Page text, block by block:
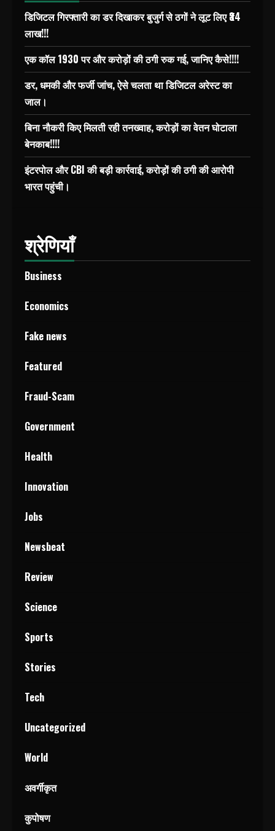
डिजिटल गिरफ्तारी का डर दिखाकर बुजुर्ग से ठगों ने लूट लिए ₹34
लाख!!!
एक कॉल 1930 पर और करोड़ों की ठगी रुक गई, जानिए कैसे!!!!
डर, धमकी और फर्जी जांच, ऐसे चलता था डिजिटल अरेस्ट का
जाल।
बिना नौकरी किए मिलती रही तनख्वाह, करोड़ों का वेतन घोटाला
बेनकाब!!!!
इंटरपोल और CBI की बड़ी कार्रवाई, करोड़ों की ठगी की आरोपी
भारत पहुंची।
श्रेणियाँ
Business
Economics
Fake news
Featured
Fraud-Scam
Government
Health
Innovation
Jobs
Newsbeat
Review
Science
Sports
Stories
Tech
Uncategorized
World
अवर्गीकृत
कुपोषण